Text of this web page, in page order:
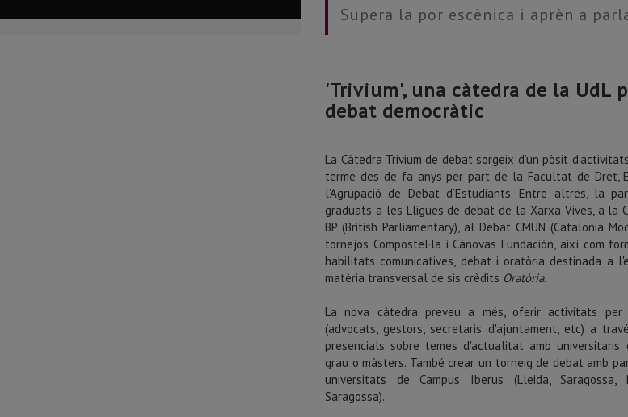
Supera la por escènica i aprèn a
'Trivium', una càtedra de la UdL
debat democràtic
La Càtedra Trivium de debat sorgeix d’un pòsit
terme des de fa anys per part de la Facultat de Dret,
l’Agrupació de Debat d’Estudiants. Entre altres, la
graduats a les Lligues de debat de la Xarxa Vives, a la
BP (British Parliamentary), al Debat CMUN (Catalonia
tornejos Compostel·la i Cánovas Fundación, així com
habilitats comunicatives, debat i oratòria destinada a
matèria transversal de sis crèdits Oratòria.
La nova càtedra preveu a més, oferir activitats per
(advocats, gestors, secretaris d'ajuntament, etc) a
presencials sobre temes d'actualitat amb universitaris
grau o màsters. També crear un torneig de debat amb
universitats de Campus Iberus (Lleida,
Saragossa).